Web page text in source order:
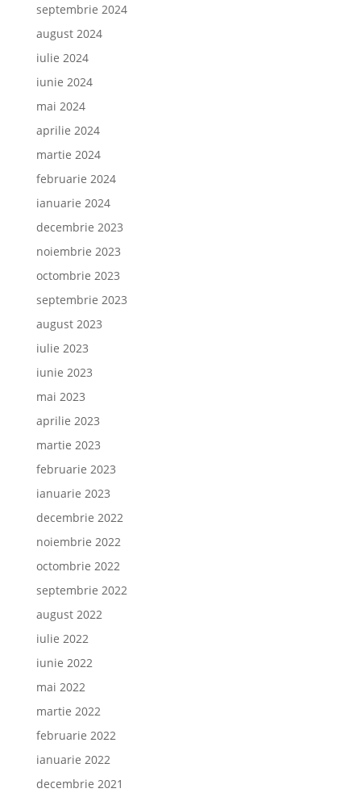
septembrie 2024
august 2024
iulie 2024
iunie 2024
mai 2024
aprilie 2024
martie 2024
februarie 2024
ianuarie 2024
decembrie 2023
noiembrie 2023
octombrie 2023
septembrie 2023
august 2023
iulie 2023
iunie 2023
mai 2023
aprilie 2023
martie 2023
februarie 2023
ianuarie 2023
decembrie 2022
noiembrie 2022
octombrie 2022
septembrie 2022
august 2022
iulie 2022
iunie 2022
mai 2022
martie 2022
februarie 2022
ianuarie 2022
decembrie 2021